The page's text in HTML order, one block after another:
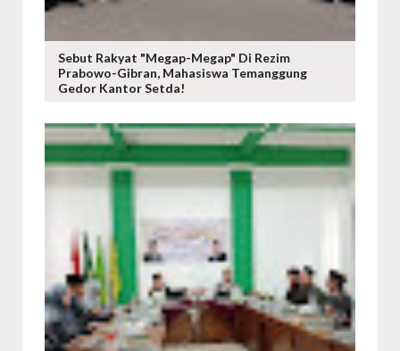
Sebut Rakyat "Megap-Megap" Di Rezim
Prabowo-Gibran, Mahasiswa Temanggung
Gedor Kantor Setda!